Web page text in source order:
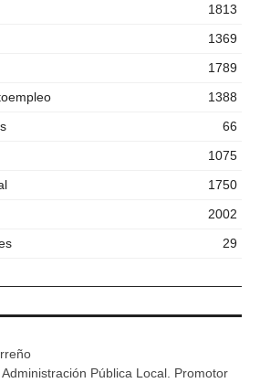
1813
1369
1789
1388
66
1075
1750
2002
29
Pública Local. Promotor